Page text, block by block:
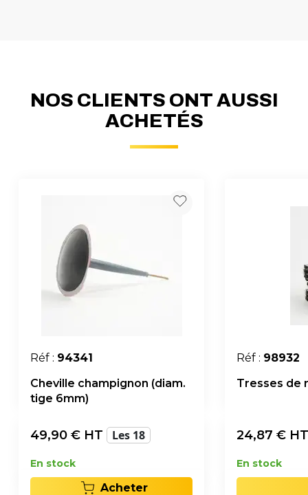
NOS CLIENTS ONT AUSSI
ACHETÉS
Réf : 94341
Cheville champignon (diam.
tige 6mm)
49,90 € HT Les 18
En stock
Acheter
Réf : 98932
Tresses de
24,87 €
En stock